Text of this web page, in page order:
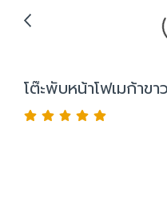
โต๊ะพับหน้าโฟเมก้าข